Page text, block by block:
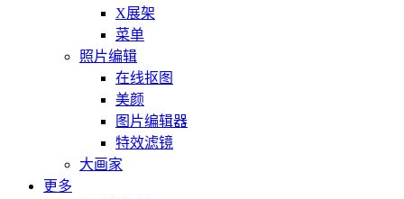
X展架
菜单
照片编辑
在线抠图
美颜
图片编辑器
特效滤镜
大画家
更多